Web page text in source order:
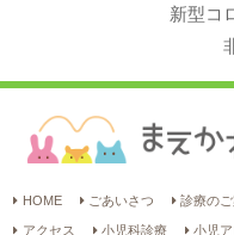
新型コ
HOME ごあいさつ 診療の
アクセス 小児科診療 小児